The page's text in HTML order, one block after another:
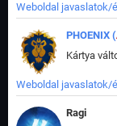
Weboldal javaslatok/
PHOENIX (
Weboldal javaslatok/
Ragi